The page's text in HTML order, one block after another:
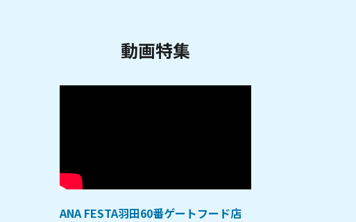
動画特集
ANA FESTA羽田60番ゲートフード店